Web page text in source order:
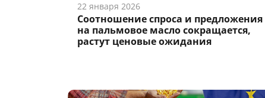
22 января 2026
Соотношение спроса и предложения
на пальмовое масло сокращается,
растут ценовые ожидания